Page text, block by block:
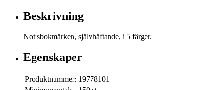
Beskrivning
Notisbokmärken, självhäftande, i 5 färger.
Egenskaper
Produktnummer: 19778101